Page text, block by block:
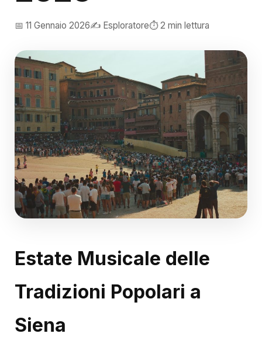
📅 11 Gennaio 2026✍️ Esploratore⏱️ 2 min lettura
Estate Musicale delle
Tradizioni Popolari a
Siena